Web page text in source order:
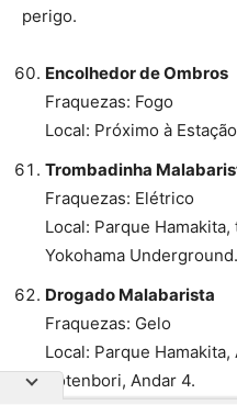
perigo.
Encolhedor de Ombros
Fraquezas: Fogo
Local: Próximo à
Trombadinha
Fraquezas: Elétrico
Local: Parque
Yokohama Underground.
Drogado Malabarista
Fraquezas: Gelo
Local: Parque
Sotenbori, Andar 4.